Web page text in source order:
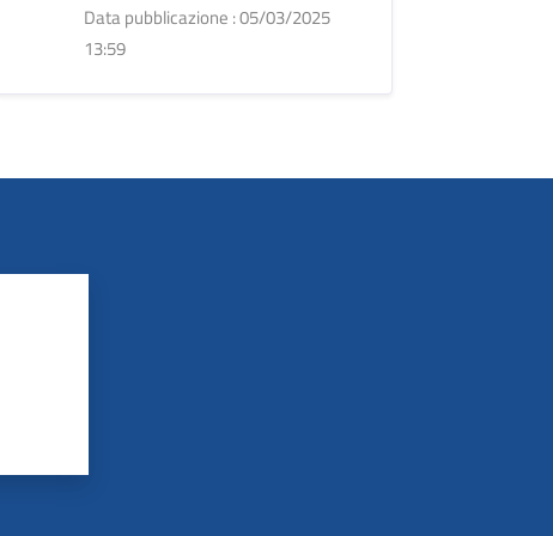
Data pubblicazione : 05/03/2025
13:59